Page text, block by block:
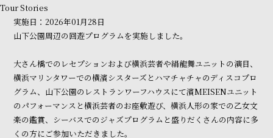
Tour Stories
実施日：2026年01月28日
山下公園周辺の回遊プログラムを実施しました。
大さん橋でのレセプションおよび横浜芸者や絹龍舞ユニットの演目、
横浜マリンタワーでの横濱シスターズとハマチャチャのディスコプロ
グラム、山下公園のレストランワーフハウスにて濱MEISENユニット
のパフォーマンスと横浜芸者のお座敷遊び、横浜人形の家での乙女文
楽の鑑賞、シーバスでのジャズプログラムと盛りだくさんの内容に多
くの方にご参加いただきました。